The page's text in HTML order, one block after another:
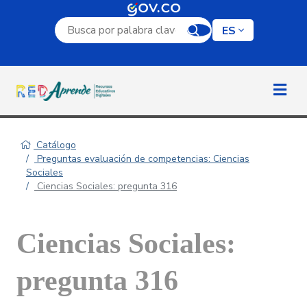
Campo de búsqueda por palabra clave
ES
Catálogo
Preguntas evaluación de competencias: Ciencias
Sociales
Ciencias Sociales: pregunta 316
Ciencias Sociales:
pregunta 316